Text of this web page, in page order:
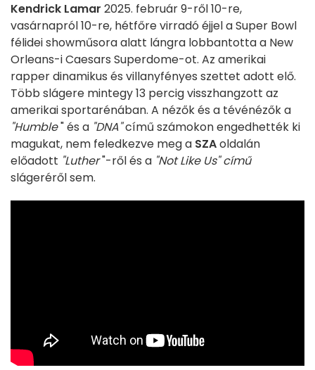
Kendrick Lamar 2025. február 9-ről 10-re,
vasárnapról 10-re, hétfőre virradó éjjel a Super Bowl
félidei showműsora alatt lángra lobbantotta a New
Orleans-i Caesars Superdome-ot. Az amerikai
rapper dinamikus és villanyfényes szettet adott elő.
Több slágere mintegy 13 percig visszhangzott az
amerikai sportarénában. A nézők és a tévénézők a
"Humble" és a "DNA"című számokon engedhették ki
magukat, nem feledkezve meg a SZAoldalán
előadott "Luther"-ről és a "Not Like Us" című
slágeréről sem.